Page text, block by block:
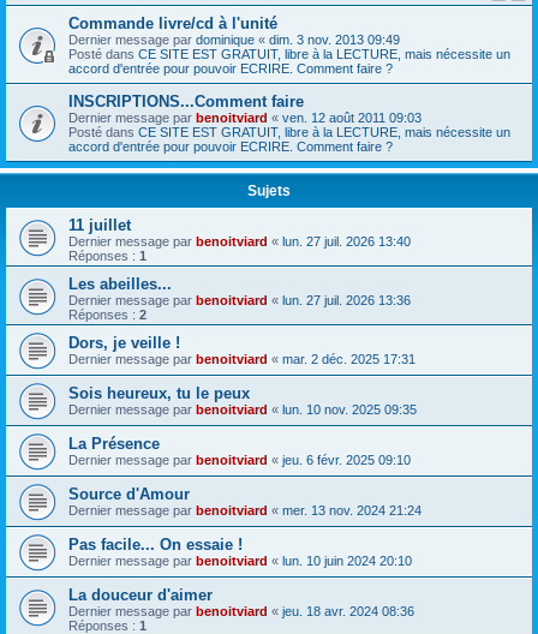
Commande livre/cd à l'unité
Dernier message par dominique « dim. 3 nov. 2013 09:49
Posté dans CE SITE EST GRATUIT, libre à la LECTURE, mais nécessite un
accord d'entrée pour pouvoir ECRIRE. Comment faire ?
INSCRIPTIONS...Comment faire
Dernier message par benoitviard « ven. 12 août 2011 09:03
Posté dans CE SITE EST GRATUIT, libre à la LECTURE, mais nécessite un
accord d'entrée pour pouvoir ECRIRE. Comment faire ?
Sujets
11 juillet
Dernier message par benoitviard « lun. 27 juil. 2026 13:40
Réponses : 1
Les abeilles...
Dernier message par benoitviard « lun. 27 juil. 2026 13:36
Réponses : 2
Dors, je veille !
Dernier message par benoitviard « mar. 2 déc. 2025 17:31
Sois heureux, tu le peux
Dernier message par benoitviard « lun. 10 nov. 2025 09:35
La Présence
Dernier message par benoitviard « jeu. 6 févr. 2025 09:10
Source d'Amour
Dernier message par benoitviard « mer. 13 nov. 2024 21:24
Pas facile... On essaie !
Dernier message par benoitviard « lun. 10 juin 2024 20:10
La douceur d'aimer
Dernier message par benoitviard « jeu. 18 avr. 2024 08:36
Réponses : 1